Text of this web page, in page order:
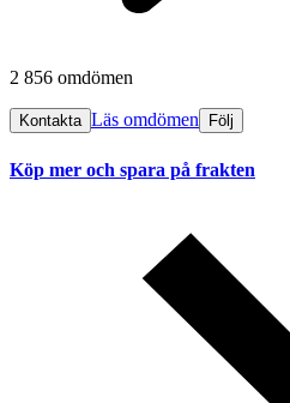
2 856 omdömen
Kontakta Läs omdömen Följ
Köp mer och spara på frakten